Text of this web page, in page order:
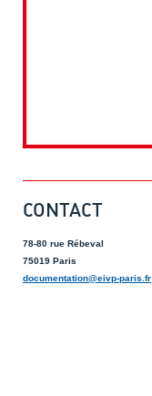
CONTACT
78-80 rue Rébeval
75019 Paris
documentation@eivp-paris.fr